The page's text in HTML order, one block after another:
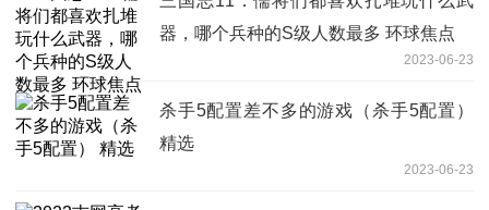
器，哪个兵种的S级人数最多 环球焦点
2023-06-23
杀手5配置差不多的游戏（杀手5配置）
精选
2023-06-23